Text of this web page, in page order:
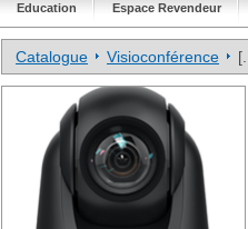
Education Espace Revendeur
Catalogue Visioconférence